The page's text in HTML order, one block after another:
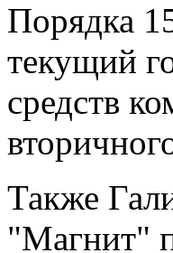
Порядка
текущий
средств
Также
"Магнит"